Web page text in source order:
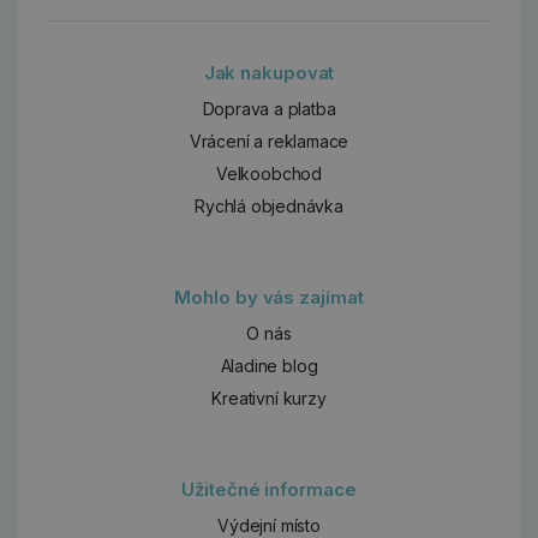
Jak nakupovat
Doprava a platba
Vrácení a reklamace
Velkoobchod
Rychlá objednávka
Mohlo by vás zajímat
O nás
Aladine blog
Kreativní kurzy
Užitečné informace
Výdejní místo